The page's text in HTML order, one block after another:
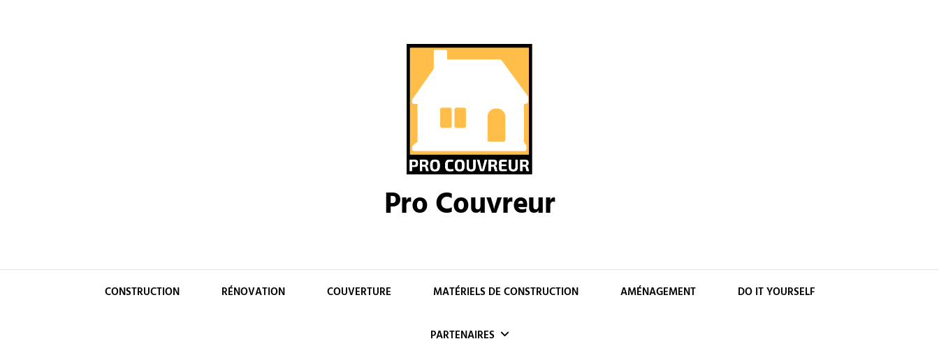
Pro Couvreur
CONSTRUCTION RÉNOVATION COUVERTURE MATÉRIELS DE CONSTRUCTION AMÉNAGEMENT DO IT YOURSELF
PARTENAIRES